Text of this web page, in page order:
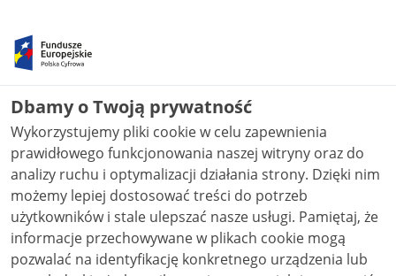
Dbamy o Twoją prywatność
Wykorzystujemy pliki cookie w celu zapewnienia
prawidłowego funkcjonowania naszej witryny oraz do
analizy ruchu i optymalizacji działania strony. Dzięki nim
możemy lepiej dostosować treści do potrzeb
użytkowników i stale ulepszać nasze usługi. Pamiętaj, że
informacje przechowywane w plikach cookie mogą
pozwalać na identyfikację konkretnego urządzenia lub